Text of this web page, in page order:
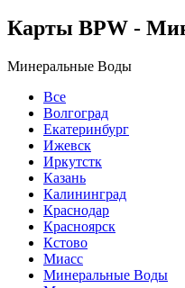
Карты BPW -
Минеральные Воды
Все
Волгоград
Екатеринбург
Ижевск
Иркутстк
Казань
Калининград
Краснодар
Красноярск
Кстово
Миасс
Минеральные Воды